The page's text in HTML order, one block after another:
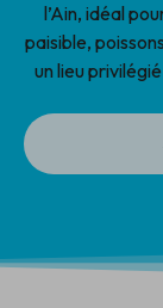
l’Ain, idéal
paisible,
un lieu